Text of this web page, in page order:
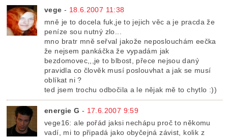
vege - 18.6.2007 11:38
mně je to docela fuk,je to jejich věc a je pracda že
peníze sou nutný zlo...
mno bratr mně seřval jakože neposlouchám eečka
že nejsem pankáčka že vypadám jak
bezdomovec,,,je to blbost, přece nejsou daný
pravidla co člověk musí poslouvhat a jak se musí
oblíkat ni ?
ted jsem trochu odbočila a le nějak mě to chytlo :))
energie G - 17.6.2007 9:59
vege16: ale pořád jaksi nechápu proč to někomu
vadí, mi to připadá jako obyčejná závist, kolik z